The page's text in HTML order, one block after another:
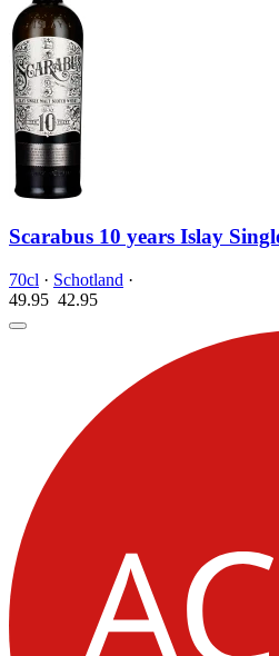
Scarabus 10 years Islay
70cl · Schotland ·
49.95 42.95